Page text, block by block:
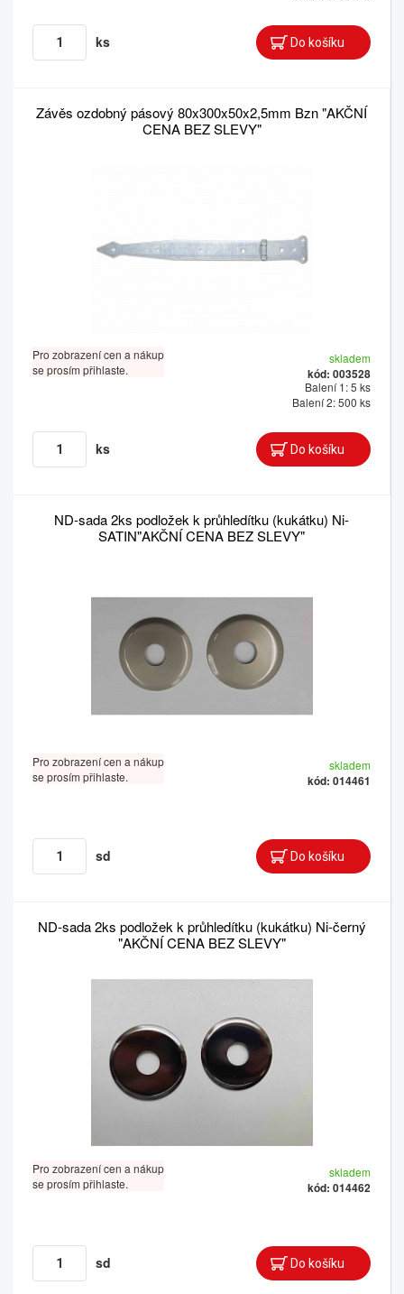
ks
Závěs ozdobný pásový 80x300x50x2,5mm Bzn "AKČNÍ
CENA BEZ SLEVY"
Pro zobrazení cen a nákup
se prosím přihlaste.
skladem
kód: 003528
Balení 1: 5 ks
Balení 2: 500 ks
ks
ND-sada 2ks podložek k průhledítku (kukátku) Ni-
SATIN"AKČNÍ CENA BEZ SLEVY"
Pro zobrazení cen a nákup
se prosím přihlaste.
skladem
kód: 014461
sd
ND-sada 2ks podložek k průhledítku (kukátku) Ni-černý
"AKČNÍ CENA BEZ SLEVY"
Pro zobrazení cen a nákup
se prosím přihlaste.
skladem
kód: 014462
sd